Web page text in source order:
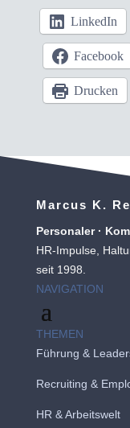
LinkedIn
Facebook
Drucken
Marcus K.
Personaler ·
HR-Impulse,
seit 1998.
NAVIGATION
THEMEN
Führung &
Recruiting &
HR & Arbeitswelt